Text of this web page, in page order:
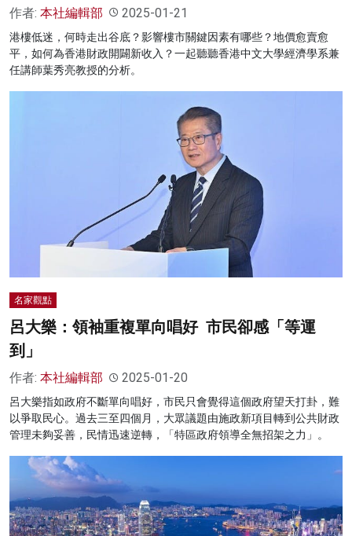
作者: 本社編輯部 2025-01-21
港樓低迷，何時走出谷底？影響樓市關鍵因素有哪些？地價愈賣愈
平，如何為香港財政開闢新收入？一起聽聽香港中文大學經濟學系兼
任講師葉秀亮教授的分析。
名家觀點
呂大樂：領袖重複單向唱好 市民卻感「等運
到」
作者: 本社編輯部 2025-01-20
呂大樂指如政府不斷單向唱好，市民只會覺得這個政府望天打卦，難
以爭取民心。過去三至四個月，大眾議題由施政新項目轉到公共財政
管理未夠妥善，民情迅速逆轉，「特區政府領導全無招架之力」。